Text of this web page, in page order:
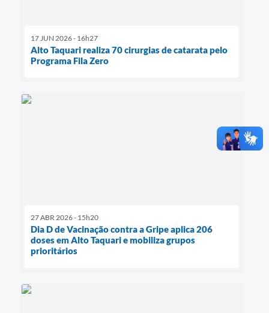
17 JUN 2026 - 16h27
Alto Taquari realiza 70 cirurgias de catarata pelo
Programa Fila Zero
27 ABR 2026 - 15h20
Dia D de Vacinação contra a Gripe aplica 206
doses em Alto Taquari e mobiliza grupos
prioritários